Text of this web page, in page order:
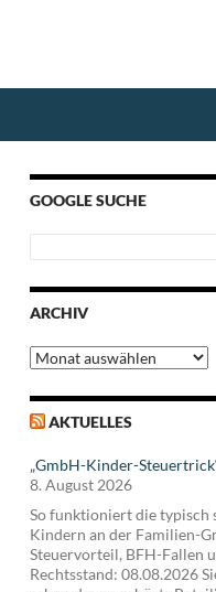
GOOGLE SUCHE
ARCHIV
Archiv
AKTUELLES
„GmbH-Kinder-
8. August 2026
So funktioniert die typisch
Kindern an der Familien-
Steuervorteil, BFH-Fallen
Rechtsstand: 08.08.2026